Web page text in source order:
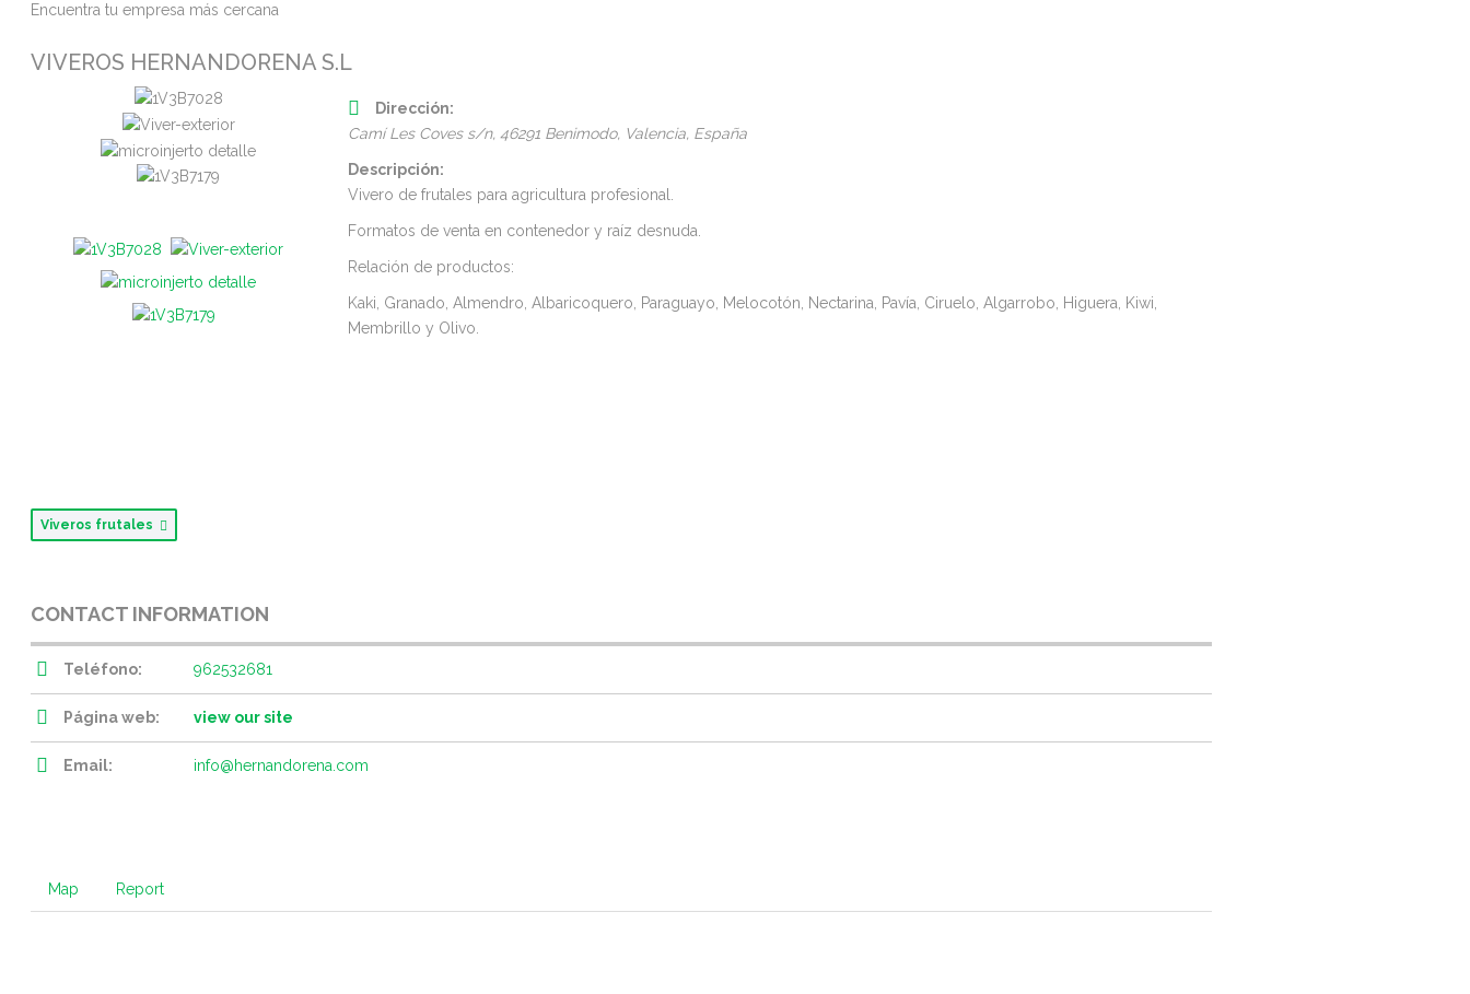
Encuentra tu empresa más cercana
VIVEROS HERNANDORENA S.L
Dirección:
Camí Les Coves s/n, 46291 Benimodo, Valencia, España
Descripción:
Vivero de frutales para agricultura profesional.
Formatos de venta en contenedor y raíz desnuda.
Relación de productos:
Kaki, Granado, Almendro, Albaricoquero, Paraguayo, Melocotón, Nectarina, Pavía, Ciruelo, Algarrobo, Higuera, Kiwi,
Membrillo y Olivo.
Viveros frutales
CONTACT INFORMATION
Teléfono: 962532681
Página web: view our site
Email: info@hernandorena.com
Map Report